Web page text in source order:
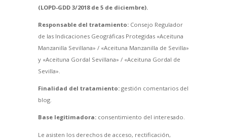
(LOPD-GDD 3/2018 de 5 de diciembre).
Responsable del tratamiento:Consejo Regulador
de las Indicaciones Geográficas Protegidas «Aceituna
Manzanilla Sevillana» / «Aceituna Manzanilla de Sevilla»
y «Aceituna Gordal Sevillana» / «Aceituna Gordal de
Sevilla».
Finalidad del tratamiento:gestión comentarios del
blog.
Base legitimadora:consentimiento del interesado.
Le asisten los derechos de acceso, rectificación,